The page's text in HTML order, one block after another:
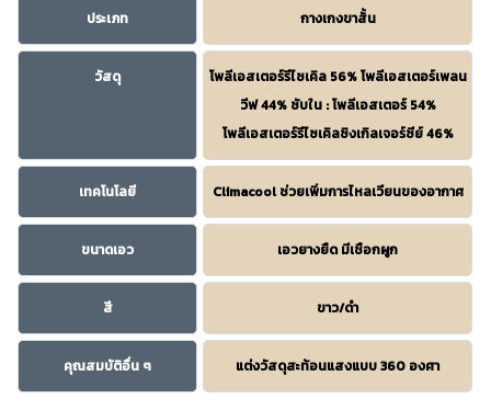
ประเภท กางเกงขาสั้น
วัสดุ
โพลีเอสเตอร์รีไซเคิล 56% โพลีเอสเตอร์เพลน
วีฟ 44% ซับใน : โพลีเอสเตอร์ 54%
โพลีเอสเตอร์รีไซเคิลซิงเกิลเจอร์ซีย์ 46%
เทคโนโลยี Climacool ช่วยเพิ่มการไหลเวียนของอากาศ
ขนาดเอว เอวยางยืด มีเชือกผูก
สี ขาว/ดำ
คุณสมบัติอื่น ๆ แต่งวัสดุสะท้อนแสงแบบ 360 องศา